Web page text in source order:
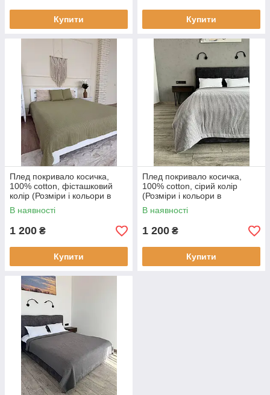
Купити Купити
Плед покривало косичка,
100% cotton, фісташковий
колір (Розміри і кольори в
асортименті)
В наявності
1 200 ₴
Купити
Плед покривало косичка,
100% cotton, сірий колір
(Розміри і кольори в
асортименті)
В наявності
1 200 ₴
Купити